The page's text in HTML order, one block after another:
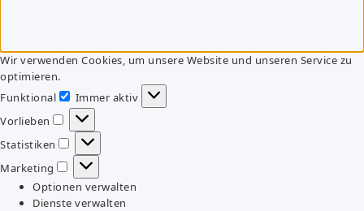
Wir verwenden Cookies, um unsere Website und unseren Service zu
optimieren.
Funktional
Funktional
Immer aktiv
Vorlieben
Vorlieben
Statistiken
Statistiken
Marketing
Marketing
Optionen verwalten
Dienste verwalten